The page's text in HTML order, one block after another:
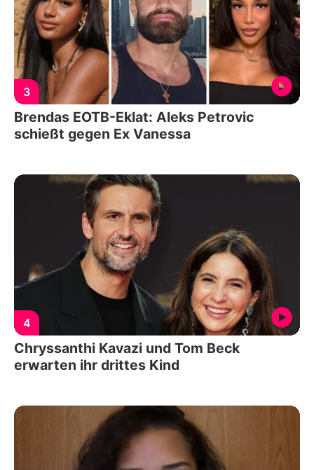
3
Brendas EOTB-Eklat: Aleks Petrovic
schießt gegen Ex Vanessa
4
Chryssanthi Kavazi und Tom Beck
erwarten ihr drittes Kind